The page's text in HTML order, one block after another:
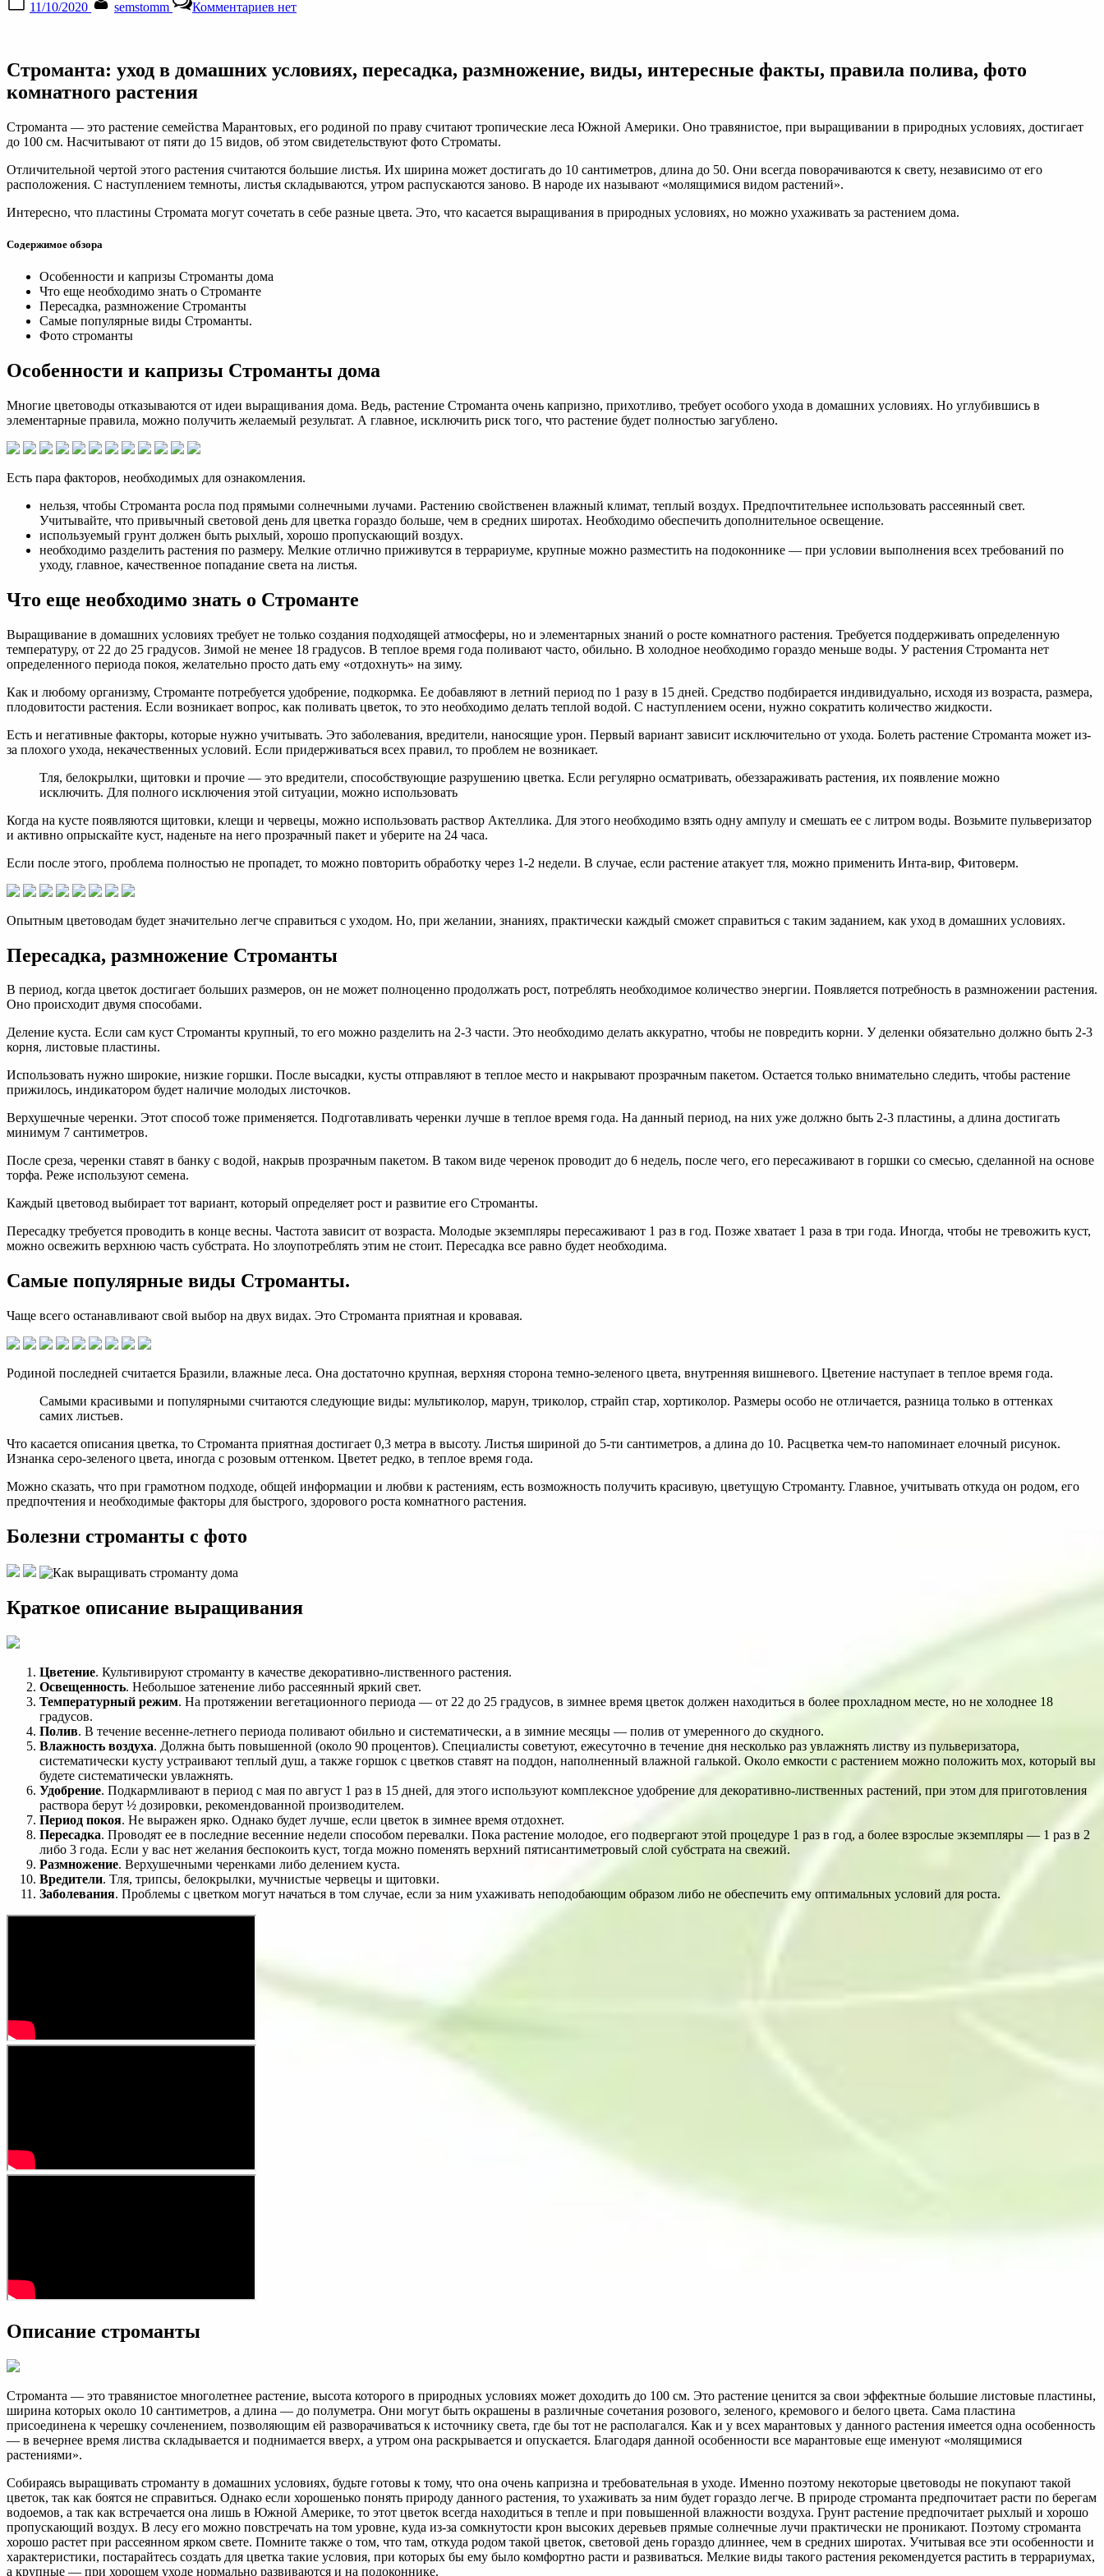
on
11/10/2020 semstomm Комментариевзаписи
домашних
виды,
интересные
правила
полива,
комнатного
нет
Строманта: уход в домашних условиях, пересадка, размножение, виды, интересные факты, правила полива, фото
комнатного растения
Строманта — это растение семейства Марантовых, его родиной по праву считают тропические леса Южной Америки. Оно травянистое, при выращивании в природных условиях, достигает
до 100 см. Насчитывают от пяти до 15 видов, об этом свидетельствуют фото Строматы.
Отличительной чертой этого растения считаются большие листья. Их ширина может достигать до 10 сантиметров, длина до 50. Они всегда поворачиваются к свету, независимо от его
расположения. С наступлением темноты, листья складываются, утром распускаются заново. В народе их называют «молящимися видом растений».
Интересно, что пластины Стромата могут сочетать в себе разные цвета. Это, что касается выращивания в природных условиях, но можно ухаживать за растением дома.
Содержимое обзора
Особенности и капризы Строманты дома
Что еще необходимо знать о Строманте
Пересадка, размножение Строманты
Самые популярные виды Строманты.
Фото строманты
Особенности и капризы Строманты дома
Многие цветоводы отказываются от идеи выращивания дома. Ведь, растение Строманта очень капризно, прихотливо, требует особого ухода в домашних условиях. Но углубившись в
элементарные правила, можно получить желаемый результат. А главное, исключить риск того, что растение будет полностью загублено.
Есть пара факторов, необходимых для ознакомления.
нельзя, чтобы Строманта росла под прямыми солнечными лучами. Растению свойственен влажный климат, теплый воздух. Предпочтительнее использовать рассеянный свет.
Учитывайте, что привычный световой день для цветка гораздо больше, чем в средних широтах. Необходимо обеспечить дополнительное освещение.
используемый грунт должен быть рыхлый, хорошо пропускающий воздух.
необходимо разделить растения по размеру. Мелкие отлично приживутся в террариуме, крупные можно разместить на подоконнике — при условии выполнения всех требований по
уходу, главное, качественное попадание света на листья.
Что еще необходимо знать о Строманте
Выращивание в домашних условиях требует не только создания подходящей атмосферы, но и элементарных знаний о росте комнатного растения. Требуется поддерживать определенную
температуру, от 22 до 25 градусов. Зимой не менее 18 градусов. В теплое время года поливают часто, обильно. В холодное необходимо гораздо меньше воды. У растения Строманта нет
определенного периода покоя, желательно просто дать ему «отдохнуть» на зиму.
Как и любому организму, Строманте потребуется удобрение, подкормка. Ее добавляют в летний период по 1 разу в 15 дней. Средство подбирается индивидуально, исходя из возраста, размера,
плодовитости растения. Если возникает вопрос, как поливать цветок, то это необходимо делать теплой водой. С наступлением осени, нужно сократить количество жидкости.
Есть и негативные факторы, которые нужно учитывать. Это заболевания, вредители, наносящие урон. Первый вариант зависит исключительно от ухода. Болеть растение Строманта может из-
за плохого ухода, некачественных условий. Если придерживаться всех правил, то проблем не возникает.
Тля, белокрылки, щитовки и прочие — это вредители, способствующие разрушению цветка. Если регулярно осматривать, обеззараживать растения, их появление можно
исключить. Для полного исключения этой ситуации, можно использовать
Когда на кусте появляются щитовки, клещи и червецы, можно использовать раствор Актеллика. Для этого необходимо взять одну ампулу и смешать ее с литром воды. Возьмите пульверизатор
и активно опрыскайте куст, наденьте на него прозрачный пакет и уберите на 24 часа.
Если после этого, проблема полностью не пропадет, то можно повторить обработку через 1-2 недели. В случае, если растение атакует тля, можно применить Инта-вир, Фитоверм.
Опытным цветоводам будет значительно легче справиться с уходом. Но, при желании, знаниях, практически каждый сможет справиться с таким заданием, как уход в домашних условиях.
Пересадка, размножение Строманты
В период, когда цветок достигает больших размеров, он не может полноценно продолжать рост, потреблять необходимое количество энергии. Появляется потребность в размножении растения.
Оно происходит двумя способами.
Деление куста. Если сам куст Строманты крупный, то его можно разделить на 2-3 части. Это необходимо делать аккуратно, чтобы не повредить корни. У деленки обязательно должно быть 2-3
корня, листовые пластины.
Использовать нужно широкие, низкие горшки. После высадки, кусты отправляют в теплое место и накрывают прозрачным пакетом. Остается только внимательно следить, чтобы растение
прижилось, индикатором будет наличие молодых листочков.
Верхушечные черенки. Этот способ тоже применяется. Подготавливать черенки лучше в теплое время года. На данный период, на них уже должно быть 2-3 пластины, а длина достигать
минимум 7 сантиметров.
После среза, черенки ставят в банку с водой, накрыв прозрачным пакетом. В таком виде черенок проводит до 6 недель, после чего, его пересаживают в горшки со смесью, сделанной на основе
торфа. Реже используют семена.
Каждый цветовод выбирает тот вариант, который определяет рост и развитие его Строманты.
Пересадку требуется проводить в конце весны. Частота зависит от возраста. Молодые экземпляры пересаживают 1 раз в год. Позже хватает 1 раза в три года. Иногда, чтобы не тревожить куст,
можно освежить верхнюю часть субстрата. Но злоупотреблять этим не стоит. Пересадка все равно будет необходима.
Самые популярные виды Строманты.
Чаще всего останавливают свой выбор на двух видах. Это Строманта приятная и кровавая.
Родиной последней считается Бразили, влажные леса. Она достаточно крупная, верхняя сторона темно-зеленого цвета, внутренняя вишневого. Цветение наступает в теплое время года.
Самыми красивыми и популярными считаются следующие виды: мультиколор, марун, триколор, страйп стар, хортиколор. Размеры особо не отличается, разница только в оттенках
самих листьев.
Что касается описания цветка, то Строманта приятная достигает 0,3 метра в высоту. Листья шириной до 5-ти сантиметров, а длина до 10. Расцветка чем-то напоминает елочный рисунок.
Изнанка серо-зеленого цвета, иногда с розовым оттенком. Цветет редко, в теплое время года.
Можно сказать, что при грамотном подходе, общей информации и любви к растениям, есть возможность получить красивую, цветущую Строманту. Главное, учитывать откуда он родом, его
предпочтения и необходимые факторы для быстрого, здорового роста комнатного растения.
Болезни строманты с фото
Краткое описание выращивания
Цветение. Культивируют строманту в качестве декоративно-лиственного растения.
Освещенность. Небольшое затенение либо рассеянный яркий свет.
Температурный режим. На протяжении вегетационного периода ― от 22 до 25 градусов, в зимнее время цветок должен находиться в более прохладном месте, но не холоднее 18
градусов.
Полив. В течение весенне-летнего периода поливают обильно и систематически, а в зимние месяцы ― полив от умеренного до скудного.
Влажность воздуха. Должна быть повышенной (около 90 процентов). Специалисты советуют, ежесуточно в течение дня несколько раз увлажнять листву из пульверизатора,
систематически кусту устраивают теплый душ, а также горшок с цветков ставят на поддон, наполненный влажной галькой. Около емкости с растением можно положить мох, который вы
будете систематически увлажнять.
Удобрение. Подкармливают в период с мая по август 1 раз в 15 дней, для этого используют комплексное удобрение для декоративно-лиственных растений, при этом для приготовления
раствора берут ½ дозировки, рекомендованной производителем.
Период покоя. Не выражен ярко. Однако будет лучше, если цветок в зимнее время отдохнет.
Пересадка. Проводят ее в последние весенние недели способом перевалки. Пока растение молодое, его подвергают этой процедуре 1 раз в год, а более взрослые экземпляры ― 1 раз в 2
либо 3 года. Если у вас нет желания беспокоить куст, тогда можно поменять верхний пятисантиметровый слой субстрата на свежий.
Размножение. Верхушечными черенками либо делением куста.
Вредители. Тля, трипсы, белокрылки, мучнистые червецы и щитовки.
Заболевания. Проблемы с цветком могут начаться в том случае, если за ним ухаживать неподобающим образом либо не обеспечить ему оптимальных условий для роста.
Описание строманты
Строманта ― это травянистое многолетнее растение, высота которого в природных условиях может доходить до 100 см. Это растение ценится за свои эффектные большие листовые пластины,
ширина которых около 10 сантиметров, а длина ― до полуметра. Они могут быть окрашены в различные сочетания розового, зеленого, кремового и белого цвета. Сама пластина
присоединена к черешку сочленением, позволяющим ей разворачиваться к источнику света, где бы тот не располагался. Как и у всех марантовых у данного растения имеется одна особенность
― в вечернее время листва складывается и поднимается вверх, а утром она раскрывается и опускается. Благодаря данной особенности все марантовые еще именуют «молящимися
растениями».
Собираясь выращивать строманту в домашних условиях, будьте готовы к тому, что она очень капризна и требовательная в уходе. Именно поэтому некоторые цветоводы не покупают такой
цветок, так как боятся не справиться. Однако если хорошенько понять природу данного растения, то ухаживать за ним будет гораздо легче. В природе строманта предпочитает расти по берегам
водоемов, а так как встречается она лишь в Южной Америке, то этот цветок всегда находиться в тепле и при повышенной влажности воздуха. Грунт растение предпочитает рыхлый и хорошо
пропускающий воздух. В лесу его можно повстречать на том уровне, куда из-за сомкнутости крон высоких деревьев прямые солнечные лучи практически не проникают. Поэтому строманта
хорошо растет при рассеянном ярком свете. Помните также о том, что там, откуда родом такой цветок, световой день гораздо длиннее, чем в средних широтах. Учитывая все эти особенности и
характеристики, постарайтесь создать для цветка такие условия, при которых бы ему было комфортно расти и развиваться. Мелкие виды такого растения рекомендуется растить в террариумах,
а крупные ― при хорошем уходе нормально развиваются и на подоконнике.